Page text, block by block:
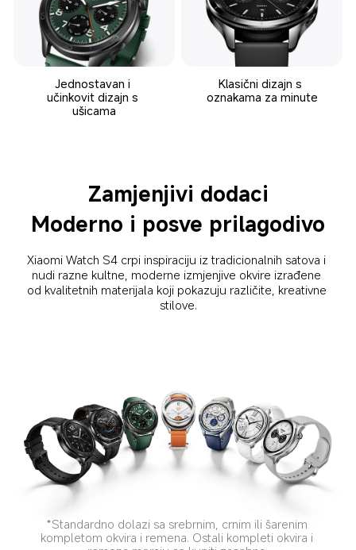
Jednostavan i
učinkovit dizajn s
ušicama
Klasični dizajn s
oznakama za minute
Zamjenjivi dodaci
Moderno i posve prilagodivo
Xiaomi Watch S4 crpi inspiraciju iz tradicionalnih satova i
nudi razne kultne, moderne izmjenjive okvire izrađene
od kvalitetnih materijala koji pokazuju različite, kreativne
stilove.
*Standardno dolazi sa srebrnim, crnim ili šarenim
kompletom okvira i remena. Ostali kompleti okvira i